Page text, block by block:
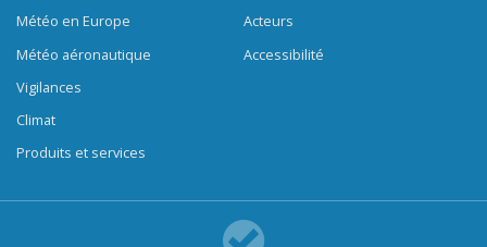
Météo en Europe
Météo aéronautique
Vigilances
Climat
Produits et services
Acteurs
Accessibilité